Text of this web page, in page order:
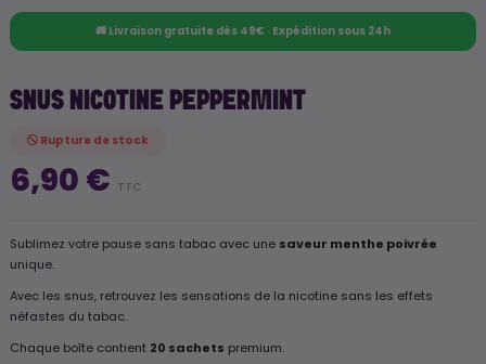
🚚 Livraison gratuite dès 49€ · Expédition sous 24h
SNUS NICOTINE PEPPERMINT
Rupture de stock
6,90 € TTC
Sublimez votre pause sans tabac avec une saveur menthe poivrée
unique.
Avec les snus, retrouvez les sensations de la nicotine sans les effets
néfastes du tabac.
Chaque boîte contient 20 sachets premium.